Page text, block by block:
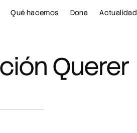
Qué hacemos Dona Actualidad
Querer